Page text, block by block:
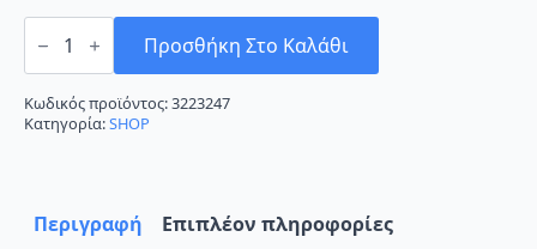
Finlux
FDCI-
Κλιματιστικό
Inverter
18000
BTU
Προσθήκη Στο Καλάθι
Κωδικός προϊόντος:3223247
Κατηγορία:SHOP
Περιγραφή Επιπλέον πληροφορίες